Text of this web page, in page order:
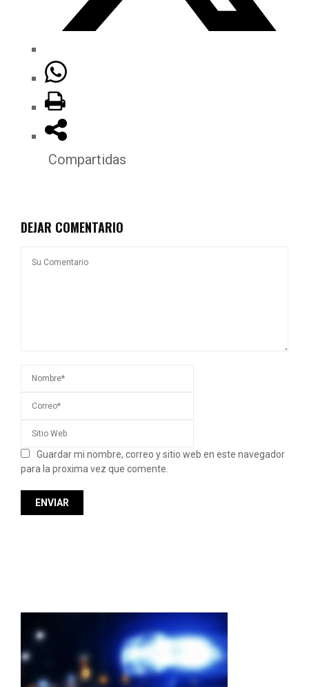
Compartidas
DEJAR COMENTARIO
Guardar mi nombre, correo y sitio web en este navegador
para la proxima vez que comente.